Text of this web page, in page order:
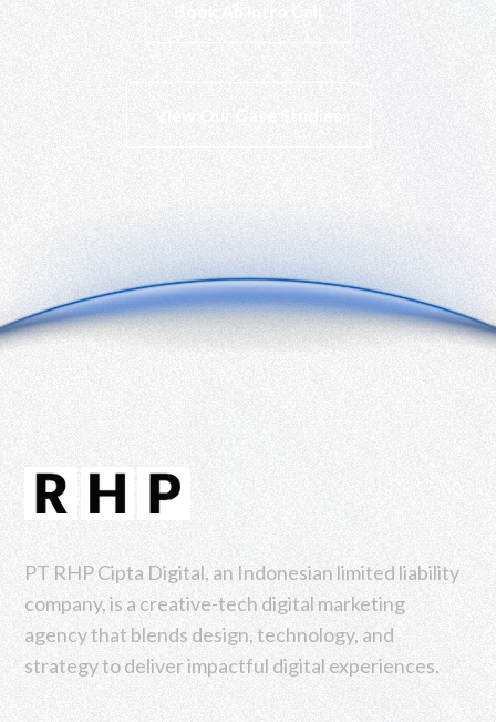
PT RHP Cipta Digital, an Indonesian limited liability
company, is a creative-tech digital marketing
agency that blends design, technology, and
strategy to deliver impactful digital experiences.